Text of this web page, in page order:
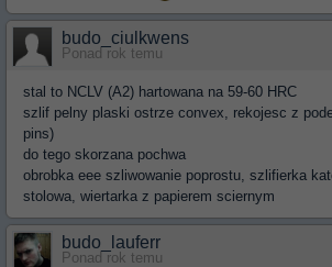
budo_ciulkwens
Ponad rok temu
stal to NCLV (A2) hartowana na 59-60 HRC
szlif pelny plaski ostrze convex, rekojesc z
pins)
do tego skorzana pochwa
obrobka eee szliwowanie poprostu, szlifierka
stolowa, wiertarka z papierem sciernym
budo_lauferr
Ponad rok temu